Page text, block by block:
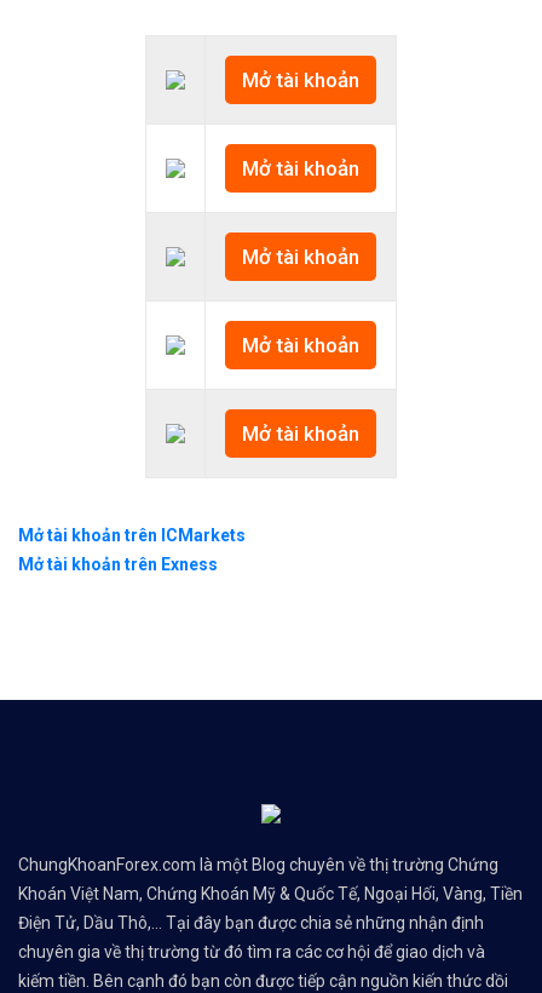
Mở tài khoản
Mở tài khoản
Mở tài khoản
Mở tài khoản
Mở tài khoản
Mở tài khoản trên ICMarkets
Mở tài khoản trên Exness
ChungKhoanForex.com là một Blog chuyên về thị trường Chứng
Khoán Việt Nam, Chứng Khoán Mỹ & Quốc Tế, Ngoại Hối, Vàng, Tiền
Điện Tử, Dầu Thô,... Tại đây bạn được chia sẻ những nhận định
chuyên gia về thị trường từ đó tìm ra các cơ hội để giao dịch và
kiếm tiền. Bên cạnh đó bạn còn được tiếp cận nguồn kiến thức dồi